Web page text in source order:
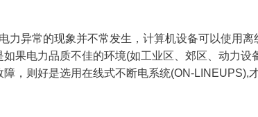
力异常的现象并不常发生，计算机设备可以使用离
果电力品质不佳的环境(如工业区、郊区、动力设
，则好是选用在线式不断电系统(ON-LINEUPS),